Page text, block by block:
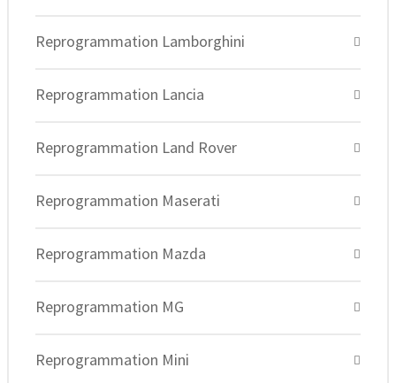
Reprogrammation Lamborghini
Reprogrammation Lancia
Reprogrammation Land Rover
Reprogrammation Maserati
Reprogrammation Mazda
Reprogrammation MG
Reprogrammation Mini